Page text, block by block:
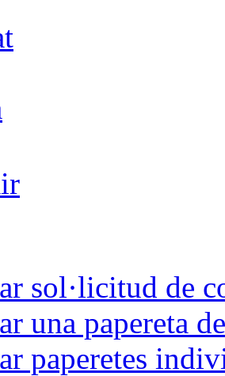
sol·licitud de
una papereta
paperetes